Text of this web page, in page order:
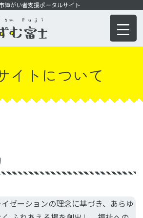
障がい者支援ポータルサイト
イトについて
ゼーションの理念に基づき、あらゆ